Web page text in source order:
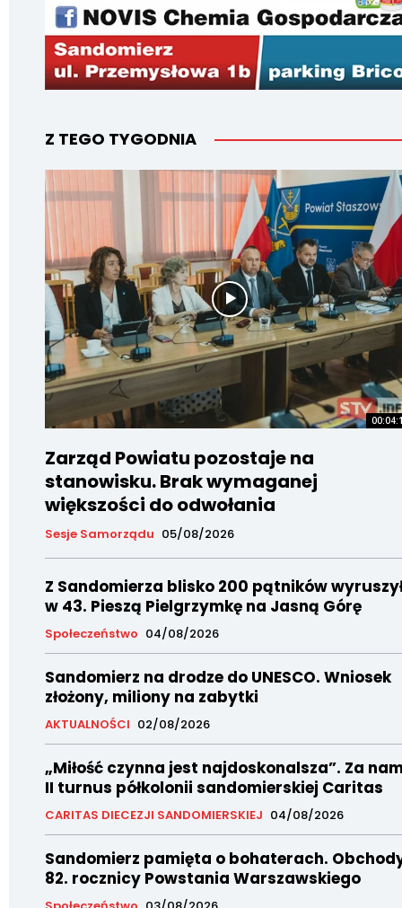
Z TEGO TYGODNIA
Zarząd Powiatu pozostaje na
stanowisku. Brak wymaganej
większości do odwołania
Sesje Samorządu 05/08/2026
Z Sandomierza blisko 200 pątników
w 43. Pieszą Pielgrzymkę na Jasną Górę
Społeczeństwo 04/08/2026
Sandomierz na drodze do UNESCO. Wniosek
złożony, miliony na zabytki
AKTUALNOŚCI 02/08/2026
„Miłość czynna jest najdoskonalsza”. Za
II turnus półkolonii sandomierskiej Caritas
CARITAS DIECEZJI SANDOMIERSKIEJ 04/08/2026
Sandomierz pamięta o bohaterach.
82. rocznicy Powstania Warszawskiego